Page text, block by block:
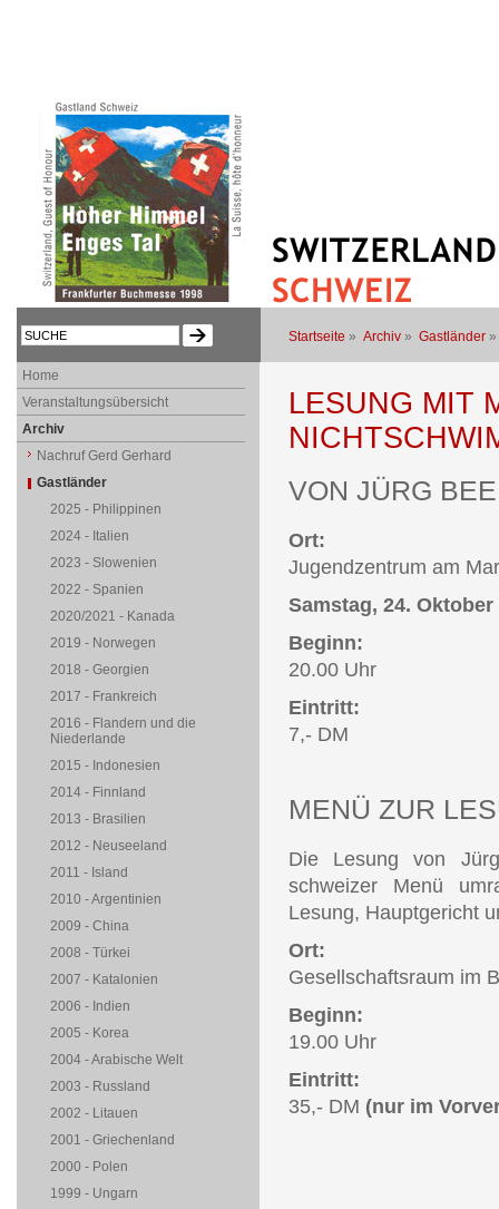
Startseite » Archiv» Gastländer
LESUNG MIT
VON JÜRG
Ort:
Jugendzentrum am
Samstag, 24. Oktober
Beginn:
20.00 Uhr
Eintritt:
7,- DM
MENÜ ZUR
Die Lesung von
schweizer Menü
Lesung, Hauptgericht
Ort:
Gesellschaftsraum im
Beginn:
19.00 Uhr
Eintritt:
35,- DM (nur im
Home
Veranstaltungsübersicht
Archiv
Nachruf Gerd Gerhard
Gastländer
2025 - Philippinen
2024 - Italien
2023 - Slowenien
2022 - Spanien
2020/2021 - Kanada
2019 - Norwegen
2018 - Georgien
2017 - Frankreich
2016 - Flandern und die
Niederlande
2015 - Indonesien
2014 - Finnland
2013 - Brasilien
2012 - Neuseeland
2011 - Island
2010 - Argentinien
2009 - China
2008 - Türkei
2007 - Katalonien
2006 - Indien
2005 - Korea
2004 - Arabische Welt
2003 - Russland
2002 - Litauen
2001 - Griechenland
2000 - Polen
1999 - Ungarn